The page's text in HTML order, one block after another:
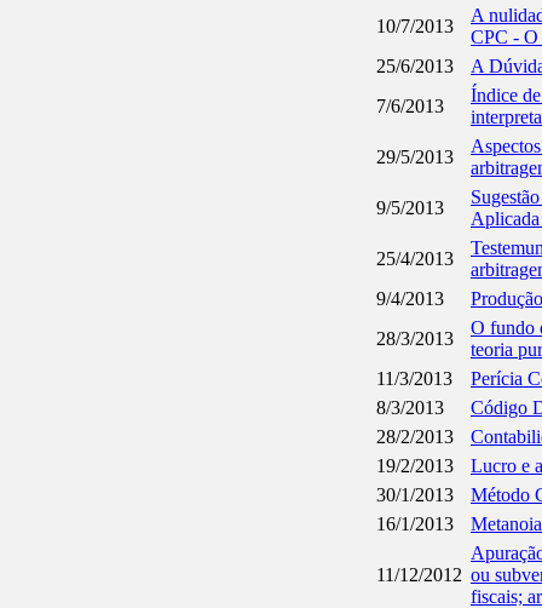
10/7/2013
A
CPC -
25/6/2013
A
7/6/2013
Índice
29/5/2013
9/5/2013
25/4/2013
9/4/2013
28/3/2013
O fundo
teoria
11/3/2013
Perícia
8/3/2013
Código
28/2/2013
19/2/2013
Lucro e
30/1/2013
Método
16/1/2013
11/12/2012 ou
fiscais;